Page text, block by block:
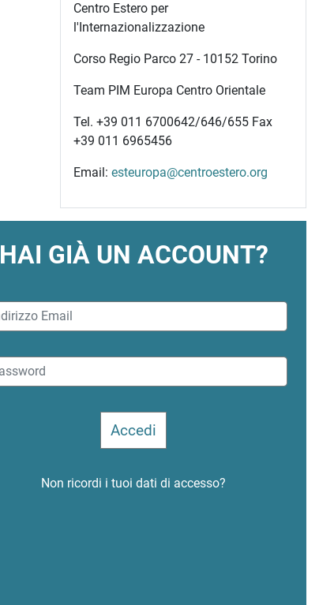
Centro Estero per
l'Internazionalizzazione
Corso Regio Parco 27 - 10152 Torino
Team PIM Europa Centro Orientale
Tel. +39 011 6700642/646/655 Fax
+39 011 6965456
Email: esteuropa@centroestero.org
HAI GIÀ UN ACCOUNT?
Non ricordi i tuoi dati di accesso?